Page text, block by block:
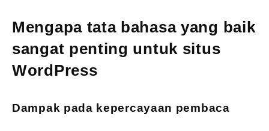
Mengapa tata bahasa yang baik
sangat penting untuk situs
WordPress
Dampak pada kepercayaan pembaca